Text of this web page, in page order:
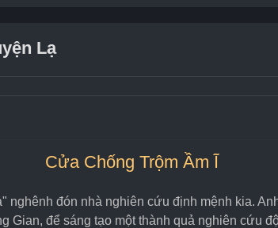
Lạ
Cửa Chống Trộm Ầm Ĩ
nghênh đón nhà nghiên cứu định mệnh kia.
Gian, để sáng tạo một thành quả nghiên cứu